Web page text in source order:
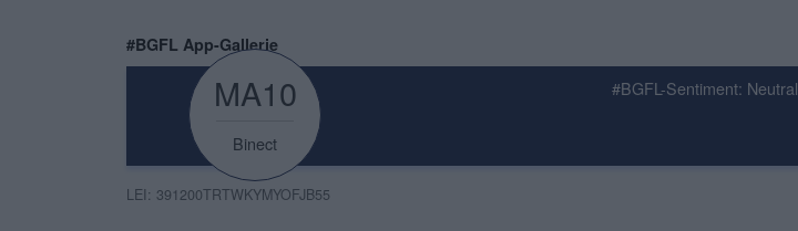
#BGFL App-Gallerie
MA10
Binect
#BGFL-Sentiment: Neutral
LEI: 391200TRTWKYMYOFJB55